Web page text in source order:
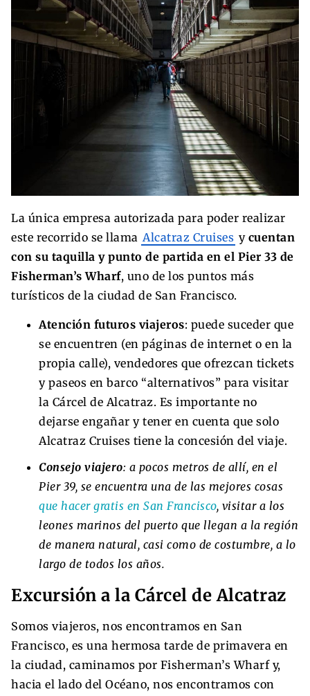
La única empresa autorizada para poder realizar
este recorrido se llama Alcatraz Cruises ycuentan
con su taquilla y punto de partida en el Pier 33 de
Fisherman’s Wharf, uno de los puntos más
turísticos de la ciudad de San Francisco.
Atención futuros viajeros: puede suceder que
se encuentren (en páginas de internet o en la
propia calle), vendedores que ofrezcan tickets
y paseos en barco “alternativos” para visitar
la Cárcel de Alcatraz. Es importante no
dejarse engañar y tener en cuenta que solo
Alcatraz Cruises tiene la concesión del viaje.
Consejo viajero: a pocos metros de allí, en el
Pier 39, se encuentra una de las mejores cosas
que hacer gratis en San Francisco, visitar a los
leones marinos del puerto que llegan a la región
de manera natural, casi como de costumbre, a lo
largo de todos los años.
Excursión a la Cárcel de Alcatraz
Somos viajeros, nos encontramos en San
Francisco, es una hermosa tarde de primavera en
la ciudad, caminamos por Fisherman’s Wharf y,
hacia el lado del Océano, nos encontramos con